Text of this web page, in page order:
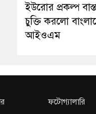
ইউরোর প্রকল্প
চুক্তি করলো
আইওএম
ফটোগ্যালারি